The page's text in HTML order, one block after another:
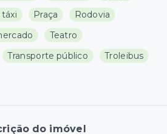
Praça
Rodovia
Teatro
Transporte público
Troleibus
do imóvel